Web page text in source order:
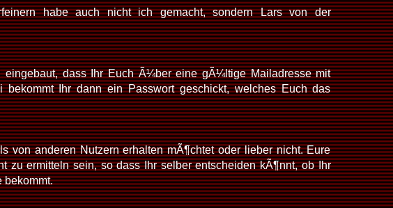
habe auch nicht ich gemacht, sondern Lars von der
dass Ihr Euch Ã¼ber eine gÃ¼ltige Mailadresse mit
Ihr dann ein Passwort geschickt, welches Euch das
von anderen Nutzern erhalten mÃ¶chtet oder lieber nicht. Eure
zu ermitteln sein, so dass Ihr selber entscheiden kÃ¶nnt, ob Ihr
bekommt.